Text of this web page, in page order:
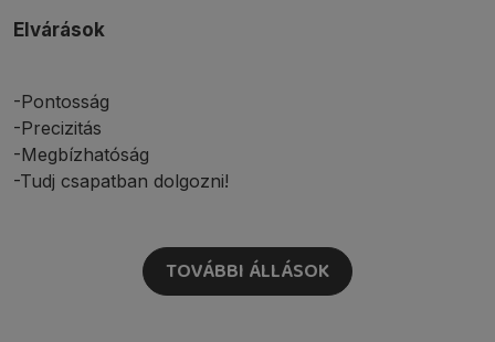
Elvárások
-Pontosság
-Precizitás
-Megbízhatóság
-Tudj csapatban dolgozni!
TOVÁBBI ÁLLÁSOK